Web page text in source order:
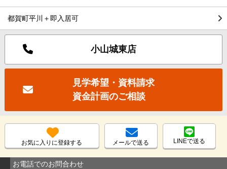
都賀町平川＋即入居可
小山城東店
見学希望・資料請求
資金計画のご相談
お気に入りに登録する メールで送る LINEで送る
お電話でのお問合わせ